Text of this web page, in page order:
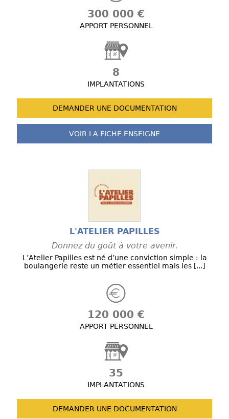
300 000 €
APPORT PERSONNEL
8
IMPLANTATIONS
DEMANDER UNE DOCUMENTATION
VOIR LA FICHE ENSEIGNE
L'ATELIER PAPILLES
Donnez du goût à votre avenir.
L’Atelier Papilles est né d’une conviction simple : la
boulangerie reste un métier essentiel mais les [...]
120 000 €
APPORT PERSONNEL
35
IMPLANTATIONS
DEMANDER UNE DOCUMENTATION